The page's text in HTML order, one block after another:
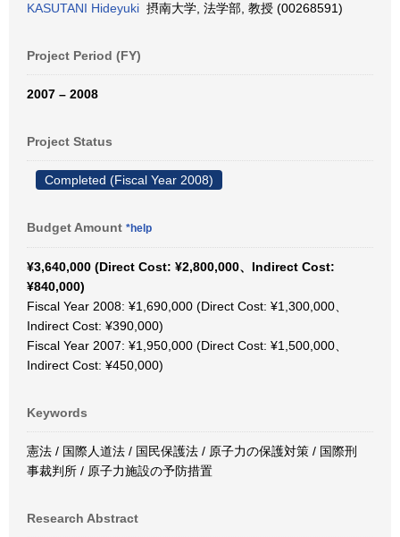
KASUTANI Hideyuki 摂南大学, 法学部, 教授 (00268591)
Project Period (FY)
2007 – 2008
Project Status
Completed (Fiscal Year 2008)
Budget Amount *help
¥3,640,000 (Direct Cost: ¥2,800,000、Indirect Cost:
¥840,000)
Fiscal Year 2008: ¥1,690,000 (Direct Cost: ¥1,300,000、
Indirect Cost: ¥390,000)
Fiscal Year 2007: ¥1,950,000 (Direct Cost: ¥1,500,000、
Indirect Cost: ¥450,000)
Keywords
憲法 / 国際人道法 / 国民保護法 / 原子力の保護対策 / 国際刑
事裁判所 / 原子力施設の予防措置
Research Abstract